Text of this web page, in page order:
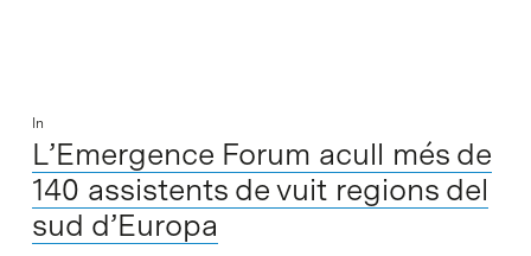
In
L’Emergence Forum acull més de
140 assistents de vuit regions del
sud d’Europa